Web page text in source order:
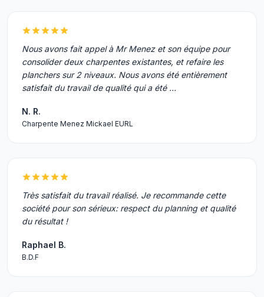
Nous avons fait appel à Mr Menez et son équipe pour
consolider deux charpentes existantes, et refaire les
planchers sur 2 niveaux. Nous avons été entièrement
satisfait du travail de qualité qui a été …
N. R.
Charpente Menez Mickael EURL
Très satisfait du travail réalisé. Je recommande cette
société pour son sérieux: respect du planning et qualité
du résultat !
Raphael B.
B.D.F